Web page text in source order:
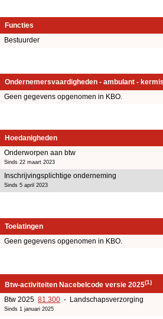
Functies
Bestuurder
Ondernemersvaardigheden - ambulant -
Geen gegevens opgenomen in KBO.
Hoedanigheden
Onderworpen aan btw
Sinds 22 maart 2023
Inschrijvingsplichtige onderneming
Sinds 5 april 2023
Toelatingen
Geen gegevens opgenomen in KBO.
Btw-activiteiten Nacebelcode versie 2025(1)
Btw 2025 81.300 - Landschapsverzorging
Sinds 1 januari 2025